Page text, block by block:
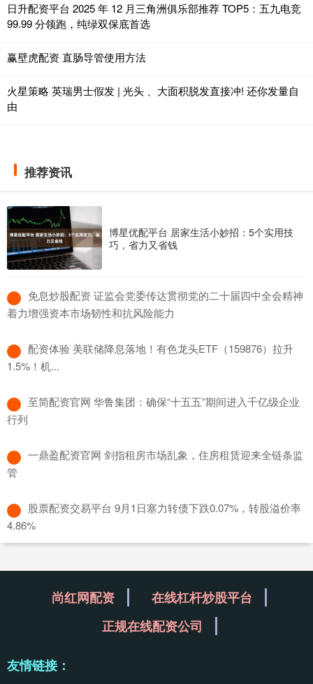
日升配资平台 2025 年 12 月三角洲俱乐部推荐 TOP5：五九电竞
99.99 分领跑，纯绿双保底首选
赢壁虎配资 直肠导管使用方法
火星策略 英瑞男士假发 | 光头 、大面积脱发直接冲! 还你发量自
由
推荐资讯
博星优配平台 居家生活小妙招：5个实用技
巧，省力又省钱
​免息炒股配资 证监会党委传达贯彻党的二十届四中全会精神
着力增强资本市场韧性和抗风险能力
​配资体验 美联储降息落地！有色龙头ETF（159876）拉升
1.5%！机...
​至简配资官网 华鲁集团：确保“十五五”期间进入千亿级企业
行列
​一鼎盈配资官网 剑指租房市场乱象，住房租赁迎来全链条监
管
​股票配资交易平台 9月1日塞力转债下跌0.07%，转股溢价率
4.86%
尚红网配资
在线杠杆炒股平台
正规在线配资公司
友情链接：